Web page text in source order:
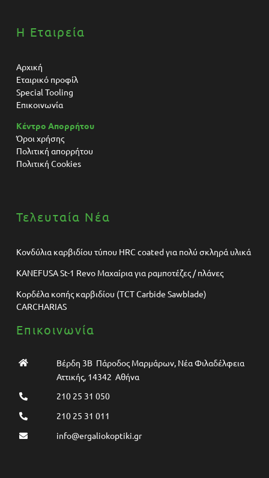
Η Εταιρεία
Αρχική
Εταιρικό προφίλ
Special Tooling
Επικοινωνία
Κέντρο Απορρήτου
Όροι χρήσης
Πολιτική απορρήτου
Πολιτική Cookies
Τελευταία Νέα
Κονδύλια καρβιδίου τύπου HRC coated για πολύ σκληρά υλικά
KANEFUSA St-1 Revo Μαχαίρια για ραμποτέζες / πλάνες
Κορδέλα κοπής καρβιδίου (TCT Carbide Sawblade)
CARCHARIAS
Επικοινωνία
Βέρδη 3Β Πάροδος Μαρμάρων, Νέα Φιλαδέλφεια
Αττικής, 14342 Αθήνα
210 25 31 050
210 25 31 011
info@ergaliokoptiki.gr